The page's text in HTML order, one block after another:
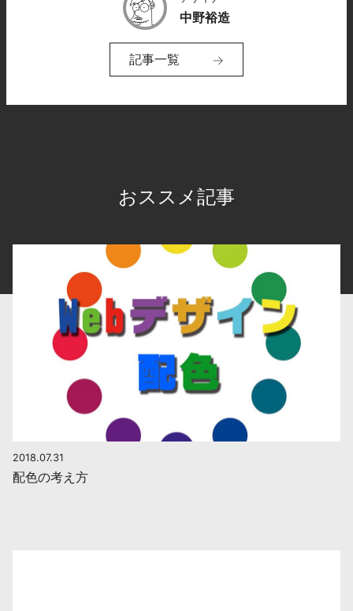
中野裕造
記事一覧
おススメ記事
2018.07.31
配色の考え方